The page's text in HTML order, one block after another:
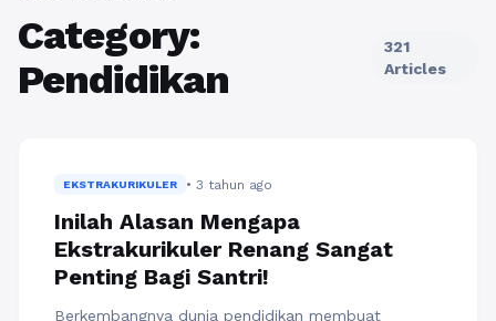
Category:
Pendidikan
321
Articles
EKSTRAKURIKULER • 3 tahun ago
Inilah Alasan Mengapa
Ekstrakurikuler Renang Sangat
Penting Bagi Santri!
Berkembangnya dunia pendidikan membuat